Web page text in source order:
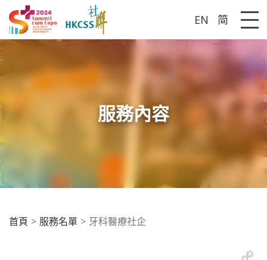
EN 简
服務內容
首頁 服務名單 牙科醫療社企